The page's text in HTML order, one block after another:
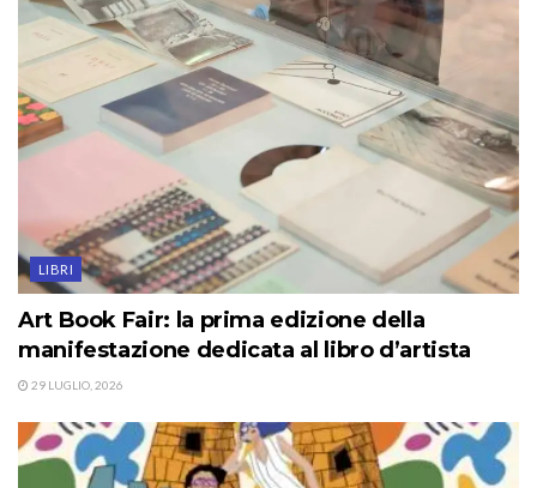
LIBRI
Art Book Fair: la prima edizione della
manifestazione dedicata al libro d’artista
29 LUGLIO, 2026